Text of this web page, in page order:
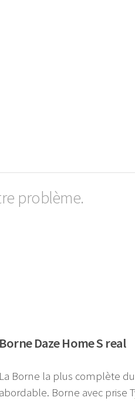
problème.
Borne Daze Home S real
La Borne la plus complète
abordable. Borne avec prise